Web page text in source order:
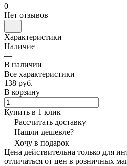
0
Нет отзывов
Характеристики
Наличие
—
В наличии
Все характеристики
138 руб.
В корзину
Купить в 1 клик
Рассчитать доставку
Нашли дешевле?
Хочу в подарок
Цена действительна только для
отличаться от цен в розничных